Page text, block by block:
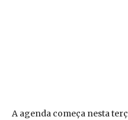
A agenda começa nesta